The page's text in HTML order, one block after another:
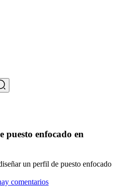
puesto enfocado en
un perfil de puesto enfocado
comentarios